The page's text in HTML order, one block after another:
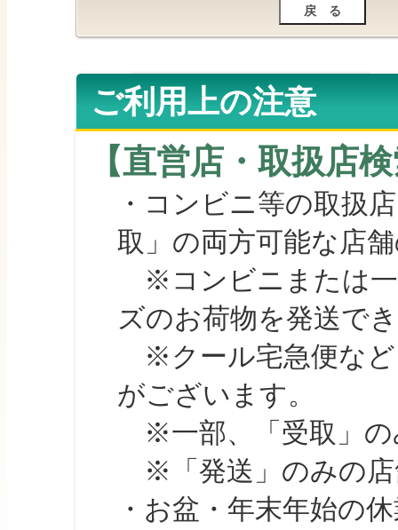
ご利用上の注意
【直営店・取扱店
・コンビニ等の取扱
取」の両方可能な店
※コンビニまたは一
ズのお荷物を発送で
※クール宅急便など
がございます。
※一部、「受取」の
※「発送」のみの店
・お盆・年末年始の